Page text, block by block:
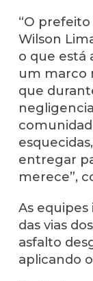
“O
Wilson
o que está
um marco
que
entregar
merece”,
As
das vias
asfalto
aplicando